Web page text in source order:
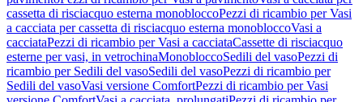
cassetta di risciacquo esterna monobloccoPezzi di ricambio per Vasi
a cacciata per cassetta di risciacquo esterna monobloccoVasi a
cacciataPezzi di ricambio per Vasi a cacciataCassette di risciacquo
esterne per vasi, in vetrochinaMonobloccoSedili del vasoPezzi di
ricambio per Sedili del vasoSedili del vasoPezzi di ricambio per
Sedili del vasoVasi versione ComfortPezzi di ricambio per Vasi